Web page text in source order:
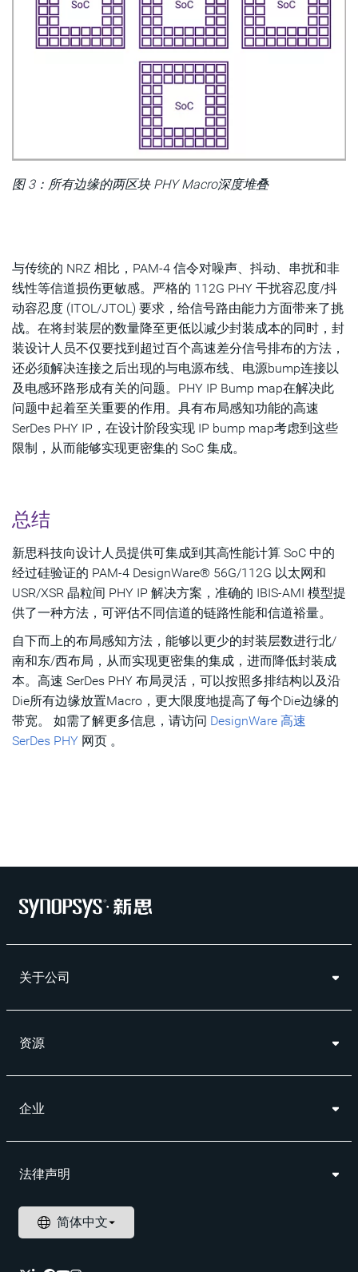
图 3：所有边缘的两区块 PHY Macro深度堆叠
与传统的 NRZ 相比，PAM-4 信令对噪声、抖动、串扰和非
线性等信道损伤更敏感。严格的 112G PHY 干扰容忍度/抖
动容忍度 (ITOL/JTOL) 要求，给信号路由能力方面带来了挑
战。在将封装层的数量降至更低以减少封装成本的同时，封
装设计人员不仅要找到超过百个高速差分信号排布的方法，
还必须解决连接之后出现的与电源布线、电源bump连接以
及电感环路形成有关的问题。PHY IP Bump map在解决此
问题中起着至关重要的作用。具有布局感知功能的高速
SerDes PHY IP，在设计阶段实现 IP bump map考虑到这些
限制，从而能够实现更密集的 SoC 集成。
总结
新思科技向设计人员提供可集成到其高性能计算 SoC 中的
经过硅验证的 PAM-4 DesignWare® 56G/112G 以太网和
USR/XSR 晶粒间 PHY IP 解决方案，准确的 IBIS-AMI 模型提
供了一种方法，可评估不同信道的链路性能和信道裕量。
自下而上的布局感知方法，能够以更少的封装层数进行北/
南和东/西布局，从而实现更密集的集成，进而降低封装成
本。高速 SerDes PHY 布局灵活，可以按照多排结构以及沿
Die所有边缘放置Macro，更大限度地提高了每个Die边缘的
带宽。 如需了解更多信息，请访问 DesignWare 高速
SerDes PHY 网页 。
关于公司
资源
企业
法律声明